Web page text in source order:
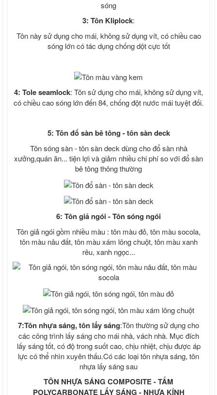
dựng, Ván coppha màu cam
Ván ép phủ keo, Ván cốp pha phủ keo,
Ván coppha phủ keo
Ván coppha Mỹ Anh, Ván cốp pha chất
Ván coppha đỏ 4m, Ván cốp pha đen,
Ván Coppha Mỹ Anh, Ván Bình Minh, Ván
coppha Thanh Mai
Ván Coppha Thanh Mai, Ván cốp pha
bình Minh, Ván cốp pha chất lượng
Giá tôn đổ sàn bê tông H 75 W 900 - Tôn
sàn deck giá rẻ nhất Miền Nam
Giá tôn đổ sàn be tông - Tôn đổ sàn giá
rẻ - Bảng giá tôn sàn deck
Giá tôn đổ sàn bê tông H 50 W 1000 -
Tôn sàn deck giá rẻ nhất Miền Nam
Lưới B40 mạ kẽm
Lưới B40 bọc nhựa
Lưới B40 Nam Định
Kẽm gai , rào lưới kẽm gai giá rẻ
Kẽm lam , rào lưới kẽm lam giá rẻ
Tấm xi măng vân gỗ Conwood
Tấm xi măng vân gỗ lót sàn, sàn gỗ xi
giả gỗ
Tấm xi măng giả gỗ ốp tường ngoài
trời, Tấm ốp tường giả gỗ ngoài trời
Tấm ốp trần vân gỗ, Tấm ốp trần giả gỗ,
Tấm xi măng ốp trần
Thép tấm - Thép cuộn - Thép gân
Thép tấm mạ kẽm
Thép tấm Trung Quốc
Thép tấm chống trượt, tấm gân
Thép tấm ss400
Cắt bản mã theo yêu cầu
3: Tôn Kliplock:
Tôn này sử dụng cho mái, không sử dụng vít, có chiều cao
sóng lớn có tác dụng chống dột cực tốt
4: Tole seamlock: Tôn sử dụng cho mái, không sử dụng vít,
có chiều cao sóng lớn đến 84, chống đột nước mái tuyệt đối.
5: Tôn đổ sàn bê tông - tôn sàn deck
Tôn sóng sàn - tôn sàn deck dùng cho đổ sàn nhà
xưởng,quán ăn... tiện lợi và giảm nhiều chi phí so với đổ sàn
bê tông thông thường
6: Tôn giả ngói - Tôn sóng ngói
Tôn giả ngói gồm nhiều màu : tôn màu đỏ, tôn màu socola,
tôn màu nâu đất, tôn màu xám lông chuột, tôn màu xanh
rêu, xanh ngọc...
7:Tôn nhựa sáng, tôn lấy sáng:Tôn thường sử dụng cho
các công trình lấy sáng cho mái nhà, vách nhà. Mục đích
lấy sáng tốt, có độ trong suốt cao, chịu nhiệt, chịu được áp
lực có thể nhìn xuyên thấu.Có các loại tôn nhựa sáng, tôn
nhựa lấy sáng sau
TÔN NHỰA SÁNG COMPOSITE - TẤM
POLYCARBONATE LẤY SÁNG - NHỰA KÍNH